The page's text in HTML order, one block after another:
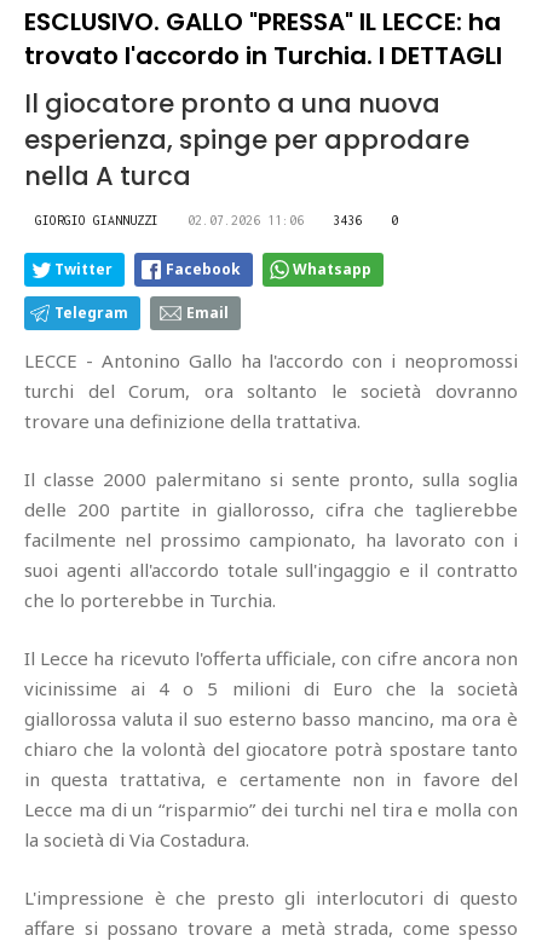
ESCLUSIVO. GALLO "PRESSA" IL LECCE: ha
trovato l'accordo in Turchia. I DETTAGLI
Il giocatore pronto a una nuova
esperienza, spinge per approdare
nella A turca
GIORGIO GIANNUZZI 02.07.2026 11:06 3436 0
Twitter Facebook Whatsapp
Telegram Email
LECCE - Antonino Gallo ha l'accordo con i neopromossi
turchi del Corum, ora soltanto le società dovranno
trovare una definizione della trattativa.
Il classe 2000 palermitano si sente pronto, sulla soglia
delle 200 partite in giallorosso, cifra che taglierebbe
facilmente nel prossimo campionato, ha lavorato con i
suoi agenti all'accordo totale sull'ingaggio e il contratto
che lo porterebbe in Turchia.
Il Lecce ha ricevuto l'offerta ufficiale, con cifre ancora non
vicinissime ai 4 o 5 milioni di Euro che la società
giallorossa valuta il suo esterno basso mancino, ma ora è
chiaro che la volontà del giocatore potrà spostare tanto
in questa trattativa, e certamente non in favore del
Lecce ma di un “risparmio” dei turchi nel tira e molla con
la società di Via Costadura.
L'impressione è che presto gli interlocutori di questo
affare si possano trovare a metà strada, come spesso